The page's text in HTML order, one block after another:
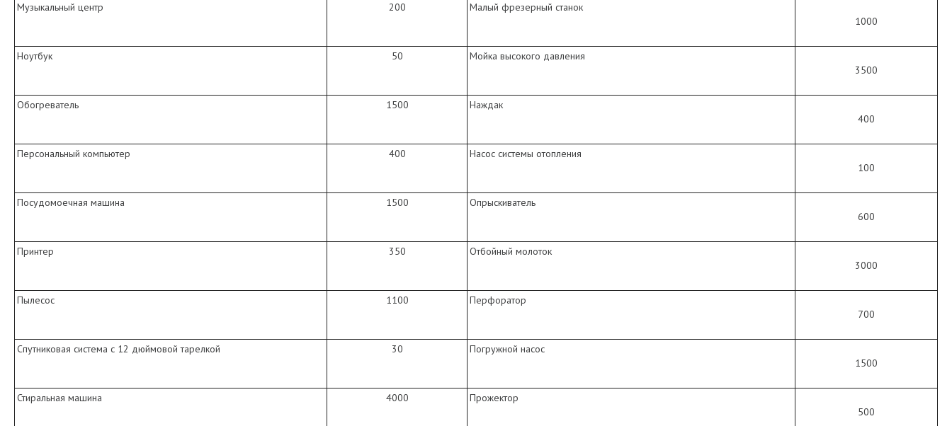
Музыкальный центр 200
Малый фрезерный станок
1000
Ноутбук 50
Мойка высокого давления
3500
Обогреватель 1500
Наждак
400
Персональный компьютер 400
Насос системы отопления
100
Посудомоечная машина 1500
Опрыскиватель
600
Принтер 350
Отбойный молоток
3000
Пылесос 1100
Перфоратор
700
Спутниковая система с 12 дюймовой тарелкой 30
Погружной насос
1500
Стиральная машина 4000
Прожектор
500